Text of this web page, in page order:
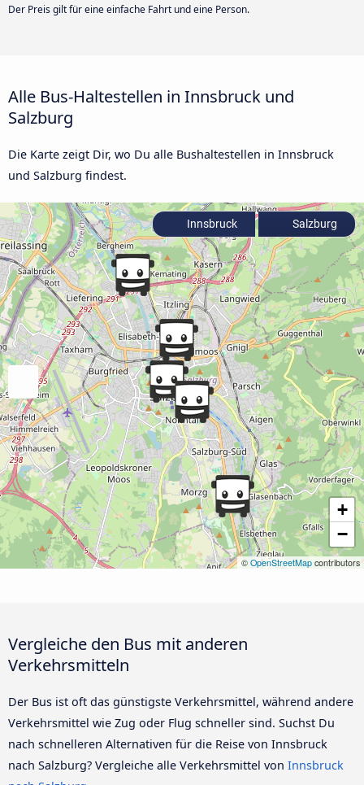
Der Preis gilt für eine einfache Fahrt und eine Person.
Alle Bus-Haltestellen in Innsbruck und
Salzburg
Die Karte zeigt Dir, wo Du alle Bushaltestellen in Innsbruck
und Salzburg findest.
+
−
© OpenStreetMap contributors
Innsbruck Salzburg
Vergleiche den Bus mit anderen
Verkehrsmitteln
Der Bus ist oft das günstigste Verkehrsmittel, während andere
Verkehrsmittel wie Zug oder Flug schneller sind. Suchst Du
nach schnelleren Alternativen für die Reise von Innsbruck
nach Salzburg? Vergleiche alle Verkehrsmittel von Innsbruck